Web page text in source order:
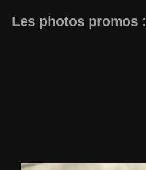
Les photos promos :